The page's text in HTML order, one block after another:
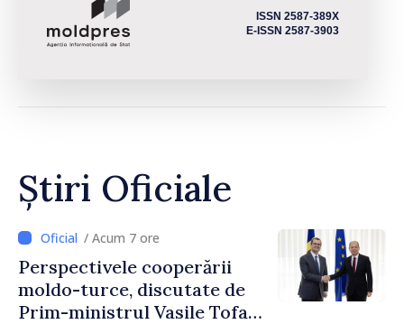
ISSN 2587-389X
E-ISSN 2587-3903
Știri Oficiale
/ Acum 7 ore
Perspectivele cooperării
moldo-turce, discutate de
Prim-ministrul Vasile Tofan